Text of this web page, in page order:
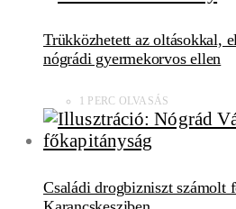
Trükközhetett az oltásokkal,
nógrádi gyermekorvos ellen
1 PERC OLVASÁS
Családi drogbizniszt számolt